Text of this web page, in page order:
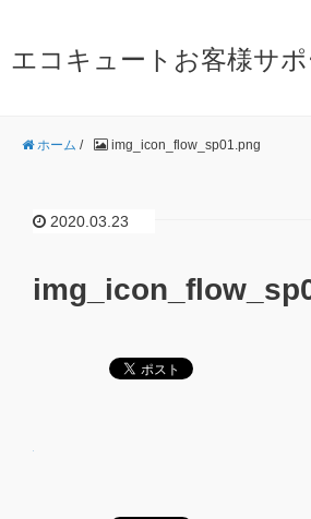
エコキュートお客様サ
ホーム / img_icon_flow_sp01.png
2020.03.23